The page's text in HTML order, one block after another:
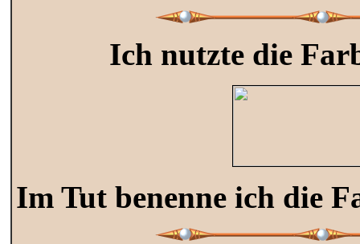
Ich nutzte die
Im Tut benenne ich die